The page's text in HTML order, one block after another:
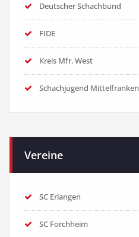
Deutscher Schachbund
FIDE
Kreis Mfr. West
Schachjugend Mittelfranken
Vereine
SC Erlangen
SC Forchheim